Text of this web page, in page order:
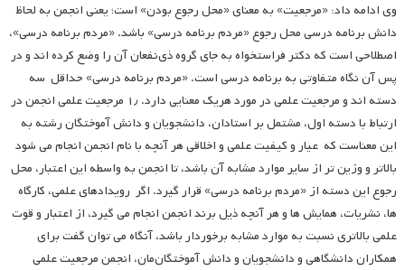
وی ادامه داد: «مرجعیت» به معنای «محل رجوع بودن» است؛ یعنی انجمن به لحاظ
دانش برنامه درسی محل رجوع «مردم برنامه درسی» باشد. «مردم برنامه درسی»،
اصطلاحی است که دکتر فراستخواه به جای گروه ذی‌نفعان آن را وضع کرده اند و در
پس آن نگاه متفاوتی به برنامه درسی است. «مردم برنامه درسی» حداقل سه
دسته اند و مرجعیت علمی در مورد هریک معنایی دارد. ۱٫ مرجعیت علمی انجمن در
ارتباط با دسته اول، مشتمل بر استادان، دانشجویان و دانش آموختگان رشته به
این معناست که عیار و کیفیت علمی و اخلاقی هر آنچه با نام انجمن انجام می شود
بالاتر و وزین تر از سایر موارد مشابه آن باشد، تا انجمن به واسطه این اعتبار، محل
رجوع این دسته از «مردم برنامه درسی» قرار گیرد. اگر رویدادهای علمی، کارگاه
ها، نشریات، همایش ها و هر آنچه ذیل برند انجمن انجام می گیرد، از اعتبار و قوت
علمی بالاتری نسبت به موارد مشابه برخوردار باشد، آنگاه می توان گفت برای
همکاران دانشگاهی و دانشجویان و دانش آموختگان‌مان، انجمن مرجعیت علمی